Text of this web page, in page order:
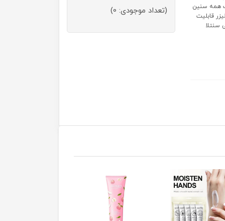
همه سنین
قابلیت
سنتلا
(تعداد موجودی: 0)